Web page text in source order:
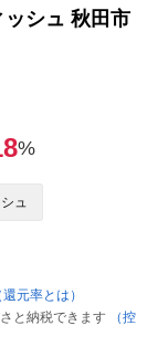
シュ 秋田市
%
ュ
還元率とは）
と納税できます
（控